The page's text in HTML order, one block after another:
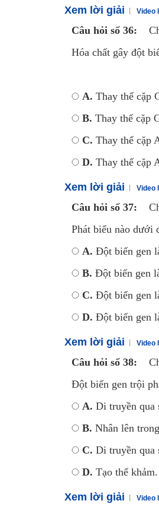
Xem lời giải Video
Câu hỏi số 36:
Hóa chất gây đột
A. Thay thế cặp
B. Thay thế cặp
C. Thay thế cặp
D. Thay thế cặp
Xem lời giải Video
Câu hỏi số 37:
Phát biểu nào dưới
A. Đột biến gen
B. Đột biến gen
C. Đột biến gen
D. Đột biến gen
Xem lời giải Video
Câu hỏi số 38:
Đột biến gen trội
A. Di truyền qua
B. Nhân lên
C. Di truyền qua
D. Tạo thể khảm.
Xem lời giải Video